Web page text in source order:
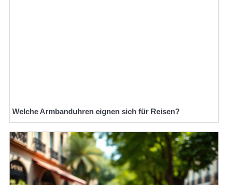
Welche Armbanduhren eignen sich für Reisen?